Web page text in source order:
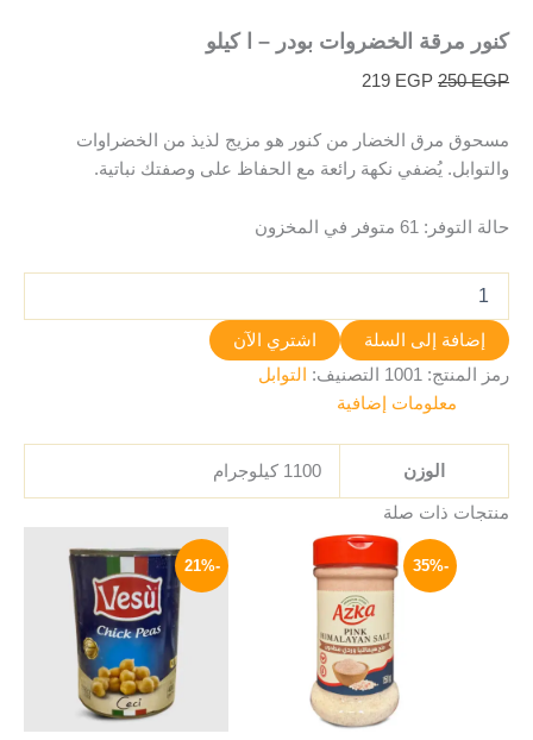
كنور مرقة الخضروات بودر – ا كيلو
250EGP
219 EGP
مسحوق مرق الخضار من كنور هو مزيج لذيذ من الخضراوات
والتوابل. يُضفي نكهة رائعة مع الحفاظ على وصفتك نباتية.
حالة التوفر: 61 متوفر في المخزون
إضافة إلى السلة
اشتري الآن
رمز المنتج: 1001 التصنيف:
التوابل
معلومات إضافية
الوزن 1100 كيلوجرام
منتجات ذات صلة
-35%
السعر
الأصلي
هو:
75 EGP.
السعر
هو:
49 EGP.
-21%
الأصلي
هو:
100 EGP.
الحالي
هو:
79 EGP.